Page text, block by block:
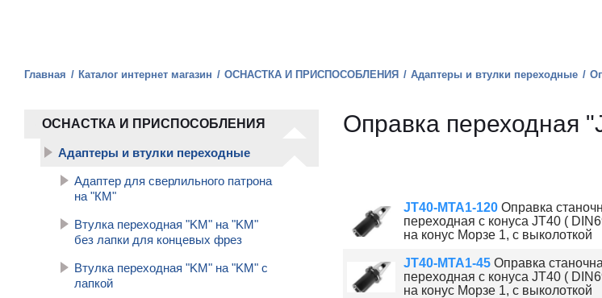
Главная Каталог интернет магазин ОСНАСТКА И ПРИСПОСОБЛЕНИЯ Адаптеры и втулки переходные
ОСНАСТКА И ПРИСПОСОБЛЕНИЯ
Адаптеры и втулки переходные
Адаптер для сверлильного патрона
на "КM"
Втулка переходная "KM" на "KM"
без лапки для концевых фрез
Втулка переходная "KM" на "KM" с
лапкой
Оправка переходная
JT40-MTA1-120 Оправка
переходная с конуса JT40 (
на конус Морзе 1, с выколоткой
JT40-MTA1-45 Оправка
переходная с конуса JT40 (
на конус Морзе 1, с выколоткой